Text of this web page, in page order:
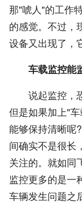
那"唬人"的工作
的感觉。不过，
设备又出现了，
车载监控能
说起监控，恐
但是如果加上"
能够保持清晰呢
间确实不是很长
关注的。就如同
监控更多的是一
车辆发生问题之